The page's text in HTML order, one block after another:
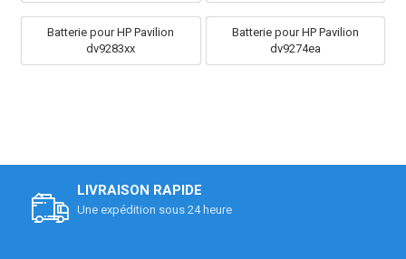
Batterie pour HP Pavilion
dv9283xx
Batterie pour HP Pavilion
dv9274ea
LIVRAISON RAPIDE
Une expédition sous 24 heure